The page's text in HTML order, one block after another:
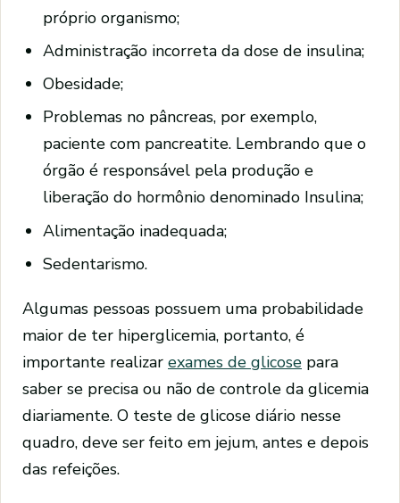
próprio organismo;
Administração incorreta da dose de insulina;
Obesidade;
Problemas no pâncreas, por exemplo,
paciente com pancreatite. Lembrando que o
órgão é responsável pela produção e
liberação do hormônio denominado Insulina;
Alimentação inadequada;
Sedentarismo.
Algumas pessoas possuem uma probabilidade
maior de ter hiperglicemia, portanto, é
importante realizar exames de glicose para
saber se precisa ou não de controle da glicemia
diariamente. O teste de glicose diário nesse
quadro, deve ser feito em jejum, antes e depois
das refeições.